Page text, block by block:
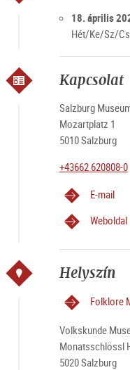
18. április
Hét/Ke/Sz/
Kapcsolat
Salzburg
Mozartplatz 1
5010 Salzburg
+43662 620808-0
E-mail
Weboldal
Helyszín
Folklore
Volkskunde
Monatsschlössl
5020 Salzburg